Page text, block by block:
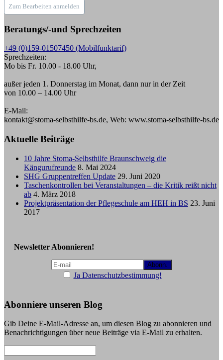
Zum Bearbeiten anmelden
Beratungs/-und Sprechzeiten
+49 (0)159-01507450 (Mobilfunktarif)
Sprechzeiten:
Mo bis Fr. 10.00 - 18.00 Uhr,
außer jeden 1. Donnerstag im Monat, dann nur in der Zeit
von 10.00 – 14.00 Uhr
E-Mail:
kontakt@stoma-selbsthilfe-bs.de, Web: www.stoma-selbsthilfe-bs.de
Aktuelle Beiträge
10 Jahre Stoma-Selbsthilfe Braunschweig die
Kängurufreunde 8. Mai 2024
SHG Gruppentreffen Update 29. Juni 2020
Taschenkontrollen bei Veranstaltungen – die Kritik reißt nicht
ab 4. März 2018
Projektpräsentation der Pflegeschule am HEH in BS 23. Juni
2017
Newsletter Abonnieren!
Ja Datenschutzbestimmung!
Abonniere unseren Blog
Gib Deine E-Mail-Adresse an, um diesen Blog zu abonnieren und
Benachrichtigungen über neue Beiträge via E-Mail zu erhalten.
Mail-